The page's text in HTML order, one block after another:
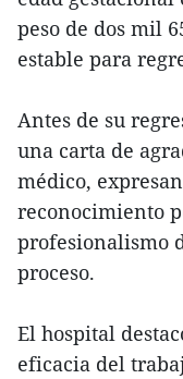
peso de dos mil
estable para
Antes de su
una carta de
médico,
reconocimiento
profesionalismo
proceso.
El hospital
eficacia del